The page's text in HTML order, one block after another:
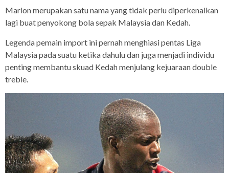
Marlon merupakan satu nama yang tidak perlu diperkenalkan
lagi buat penyokong bola sepak Malaysia dan Kedah.
Legenda pemain import ini pernah menghiasi pentas Liga
Malaysia pada suatu ketika dahulu dan juga menjadi individu
penting membantu skuad Kedah menjulang kejuaraan double
treble.